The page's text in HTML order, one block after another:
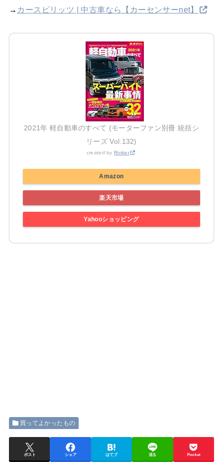
→ カースピリッツ | 中古車なら【カーセンサーnet】
2021年 軽自動車のすべて (モーターファン別冊 統括シ
リーズ Vol.132)
created by Rinker
Amazon
楽天市場
Yahooショッピング
買ってよかったもの
ポスト シェア はてブ 送る Pocket